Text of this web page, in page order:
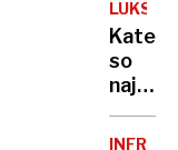
igrišču
našli
truplo
LUKSUZ
Kateri
so
na